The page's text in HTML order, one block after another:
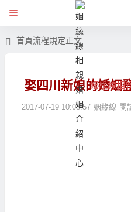
姻緣線相
首頁流程規定正文
娶四川新娘的婚姻
2017-07-19 10:08:57 姻緣線 閱